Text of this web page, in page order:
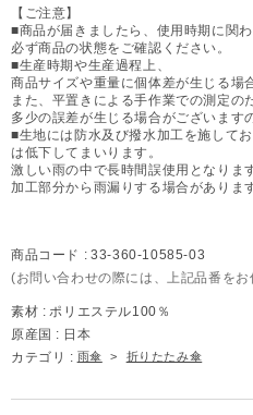
【ご注意】
■商品が届きましたら、使用時期に関わ
必ず商品の状態をご確認ください。
■生産時期や生産過程上、
商品サイズや重量に個体差が生じる場
また、平置きによる手作業での測定の
多少の誤差が生じる場合がございます
■生地には防水及び撥水加工を施して
は低下してまいります。
激しい雨の中で長時間誤使用となりま
加工部分から雨漏りする場合がありま
商品コード : 33-360-10585-03
(お問い合わせの際には、上記品番を
素材 : ポリエステル100％
原産国 : 日本
カテゴリ : 雨傘 > 折りたたみ傘